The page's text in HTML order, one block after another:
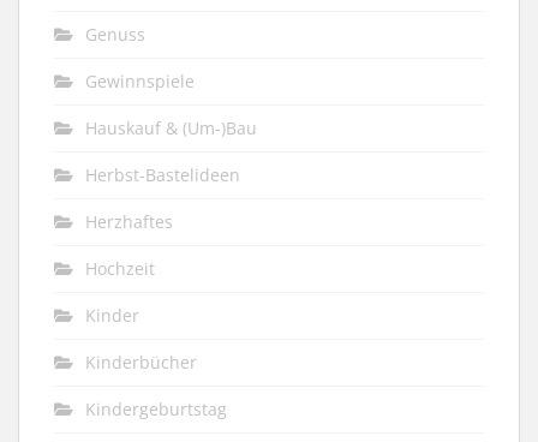
Genuss
Gewinnspiele
Hauskauf & (Um-)Bau
Herbst-Bastelideen
Herzhaftes
Hochzeit
Kinder
Kinderbücher
Kindergeburtstag